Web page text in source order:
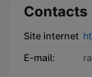
Contacts
Site internet
E-mail: